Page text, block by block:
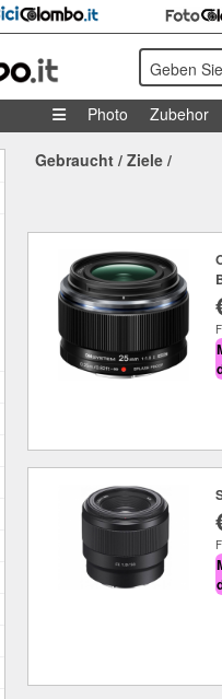
Geben
Photo
Zubehor
Gebraucht / Ziele /